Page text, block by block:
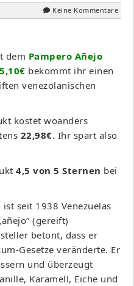
Keine Kommentare
dem Pampero Añejo
bekommt ihr einen
venezolanischen
kostet woanders
22,98€. Ihr spart also
4,5 von 5 Sternen bei
seit 1938 Venezuelas
(gereift)
betont, dass er
Gesetze veränderte. Er
und überzeugt
Karamell, Eiche und